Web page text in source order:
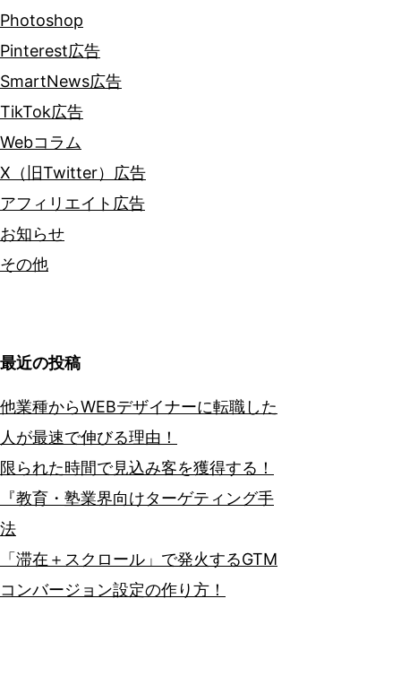
Photoshop
Pinterest広告
SmartNews広告
TikTok広告
Webコラム
X（旧Twitter）広告
アフィリエイト広告
お知らせ
その他
最近の投稿
他業種からWEBデザイナーに転職した
人が最速で伸びる理由！
限られた時間で見込み客を獲得する！
『教育・塾業界向けターゲティング手
法
「滞在＋スクロール」で発火するGTM
コンバージョン設定の作り方！